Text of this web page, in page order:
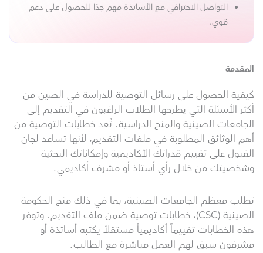
التواصل الاحترافي مع الأساتذة مهم جدًا للحصول على دعم
قوي.
المقدمة
كيفية الحصول على رسائل التوصية للدراسة في الصين من
أكثر الأسئلة التي يطرحها الطلاب الراغبون في التقديم إلى
الجامعات الصينية والمنح الدراسية. تُعد خطابات التوصية من
أهم الوثائق المطلوبة في ملفات التقديم، لأنها تساعد لجان
القبول على تقييم قدراتك الأكاديمية وإمكاناتك البحثية
وشخصيتك من خلال رأي أستاذ أو مشرف أكاديمي.
تطلب معظم الجامعات الصينية، بما في ذلك منح الحكومة
الصينية (CSC)، خطابات توصية ضمن ملف التقديم. وتوفر
هذه الخطابات تقييماً أكاديمياً مستقلاً يكتبه أساتذة أو
مشرفون سبق لهم العمل مباشرة مع الطالب.